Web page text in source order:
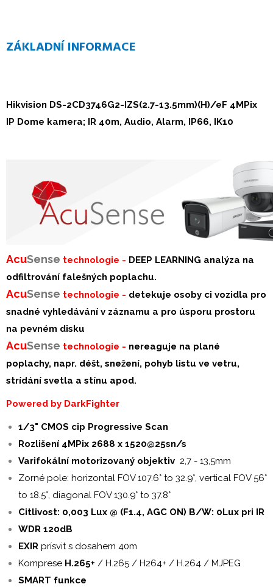
ZÁKLADNÍ INFORMACE
Hikvision DS-2CD3746G2-IZS(2.7-13.5mm)(H)/eF 4MPix
IP Dome kamera; IR 40m, Audio, Alarm, IP66, IK10
AcuSense technologie - DEEP LEARNING analýza na
odfiltrování falešných poplachu.
AcuSense technologie - detekuje osoby ci vozidla pro
snadné vyhledávání v záznamu a pro úsporu prostoru
na pevném disku
AcuSense technologie - nereaguje na plané
poplachy, napr. déšt, snežení, pohyb listu ve vetru,
strídání svetla a stínu apod.
Powered by DarkFighter
1/3" CMOS cip Progressive Scan
Rozlišení 4MPix 2688 x 1520@25sn/s
Varifokální motorizovaný objektiv 2,7 - 13,5mm
Zorné pole: horizontal FOV 107.6° to 32.9°, vertical FOV 56°
to 18.5°, diagonal FOV 130.9° to 37.8°
Citlivost: 0,003 Lux @ (F1.4, AGC ON) B/W: 0Lux pri IR
WDR 120dB
EXIR prísvit s dosahem 40m
Komprese H.265+ / H.265 / H264+ / H.264 / MJPEG
SMART funkce